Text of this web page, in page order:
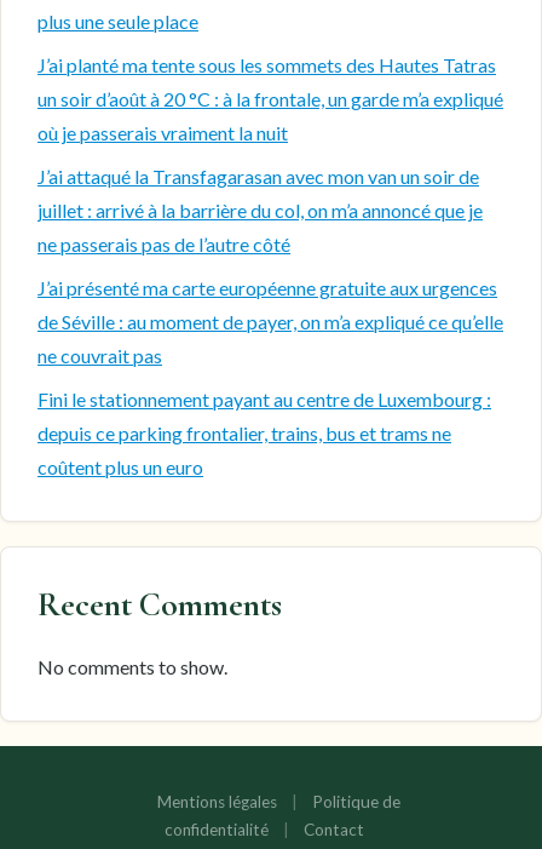
plus une seule place
J’ai planté ma tente sous les sommets des Hautes Tatras
un soir d’août à 20 °C : à la frontale, un garde m’a expliqué
où je passerais vraiment la nuit
J’ai attaqué la Transfagarasan avec mon van un soir de
juillet : arrivé à la barrière du col, on m’a annoncé que je
ne passerais pas de l’autre côté
J’ai présenté ma carte européenne gratuite aux urgences
de Séville : au moment de payer, on m’a expliqué ce qu’elle
ne couvrait pas
Fini le stationnement payant au centre de Luxembourg :
depuis ce parking frontalier, trains, bus et trams ne
coûtent plus un euro
Recent Comments
No comments to show.
Mentions légales |
Politique de
confidentialité
| Contact